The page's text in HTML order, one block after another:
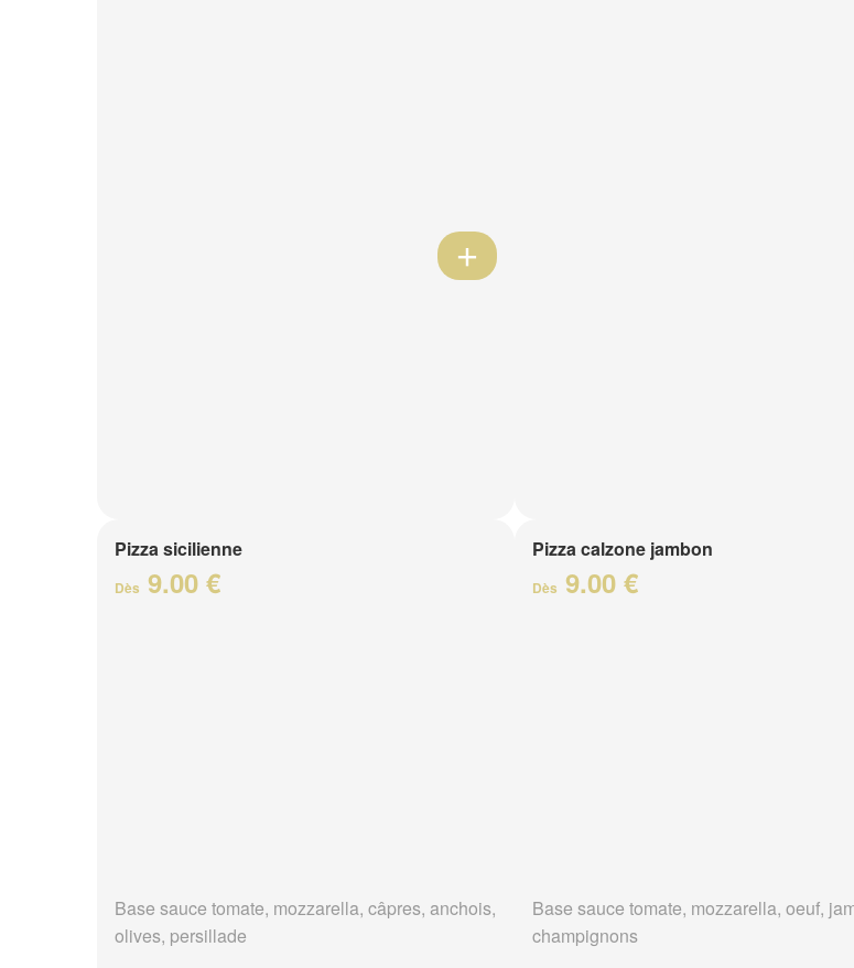
Pizza sicilienne
Dès 9.00 €
Base sauce tomate, mozzarella, câpres, anchois,
olives, persillade
Pizza calzone jambon
Dès 9.00 €
Base sauce tomate, mozzarella, oeuf,
champignons